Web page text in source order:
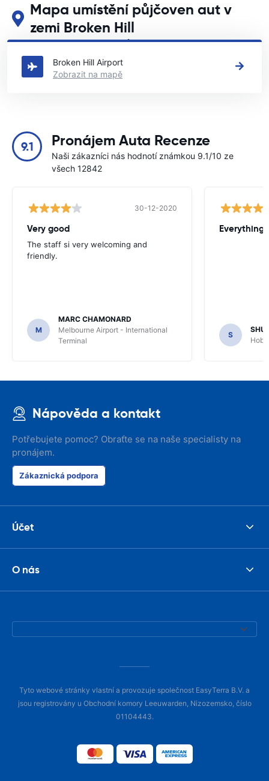
Mapa umístění půjčoven aut v
zemi Broken Hill
Podívejte se na naše hlavní půjčovny aut v zemi Broken Hill
Broken Hill Airport
Zobrazit na mapě
9.1 Pronájem Auta Recenze
Naši zákazníci nás hodnotí známkou 9.1/10 ze
všech 12842
30-12-2020
Very good
The staff si very welcoming and
friendly.
M
MARC CHAMONARD
Melbourne Airport - International
Terminal
Everything
S
Nápověda a kontakt
Potřebujete pomoc? Obraťte se na naše specialisty na
pronájem.
Zákaznická podpora
Účet
O nás
Tyto webové stránky vlastní a provozuje společnost EasyTerra B.V. a
jsou registrovány u Obchodní komory Leeuwarden, Nizozemsko, číslo
01104443.